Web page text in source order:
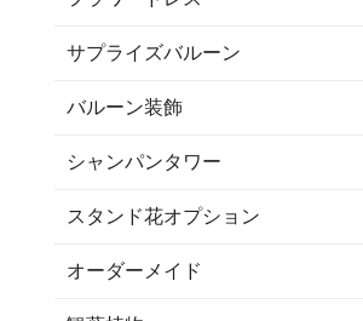
サプライズバルーン
バルーン装飾
シャンパンタワー
スタンド花オプション
オーダーメイド